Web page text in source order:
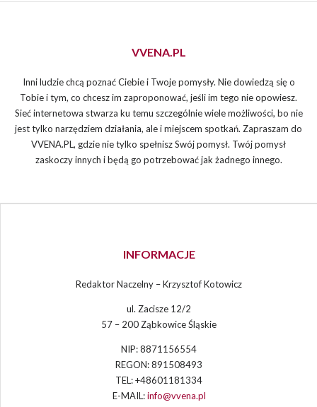
VVENA.PL
Inni ludzie chcą poznać Ciebie i Twoje pomysły. Nie dowiedzą się o
Tobie i tym, co chcesz im zaproponować, jeśli im tego nie opowiesz.
Sieć internetowa stwarza ku temu szczególnie wiele możliwości, bo nie
jest tylko narzędziem działania, ale i miejscem spotkań. Zapraszam do
VVENA.PL, gdzie nie tylko spełnisz Swój pomysł. Twój pomysł
zaskoczy innych i będą go potrzebować jak żadnego innego.
INFORMACJE
Redaktor Naczelny – Krzysztof Kotowicz
ul. Zacisze 12/2
57 – 200 Ząbkowice Śląskie
NIP: 8871156554
REGON: 891508493
TEL: +48601181334
E-MAIL:info@vvena.pl